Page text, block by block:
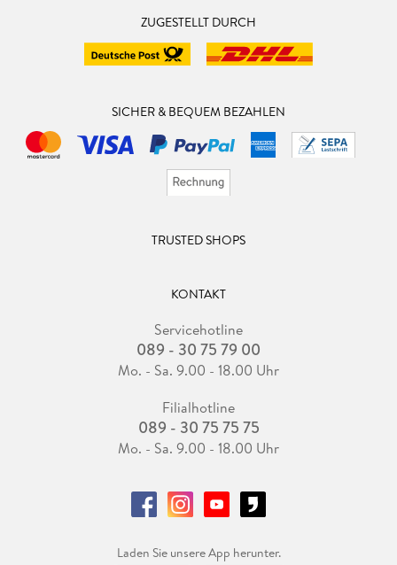
ZUGESTELLT DURCH
SICHER & BEQUEM BEZAHLEN
TRUSTED SHOPS
KONTAKT
Servicehotline
089 - 30 75 79 00
Mo. - Sa. 9.00 - 18.00 Uhr
Filialhotline
089 - 30 75 75 75
Mo. - Sa. 9.00 - 18.00 Uhr
Laden Sie unsere App herunter.